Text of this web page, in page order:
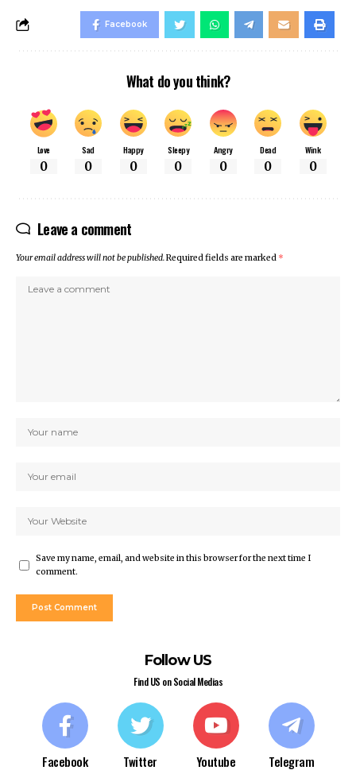
Facebook
What do you think?
Love
0
Sad
0
Happy
0
Sleepy
0
Angry
0
Dead
0
Wink
0
Leave a comment
Your email address will not be published.Required fields are marked *
Save my name, email, and website in this browser for the next time I
comment.
Follow US
Find US on Social Medias
Facebook Twitter Youtube Telegram